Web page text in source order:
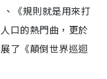
《規則就是用來打
口的熱門曲，更於
了《顛倒世界巡迴